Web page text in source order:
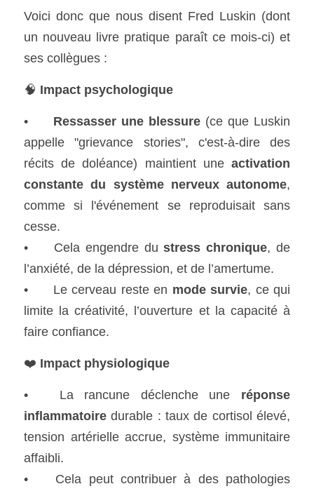
Voici donc que nous disent Fred Luskin (dont
un nouveau livre pratique paraît ce mois-ci) et
ses collègues :
🧠 Impact psychologique
Ressasser une blessure (ce que Luskin
appelle "grievance stories", c'est-à-dire des
récits de doléance) maintient une activation
constante du système nerveux autonome,
comme si l'événement se reproduisait sans
cesse.
•	Cela engendre du stress chronique, de
l’anxiété, de la dépression, et de l’amertume.
•	Le cerveau reste en mode survie, ce qui
limite la créativité, l’ouverture et la capacité à
faire confiance.
❤️ Impact physiologique
•	La rancune déclenche une réponse
inflammatoire durable : taux de cortisol élevé,
tension artérielle accrue, système immunitaire
affaibli.
•	Cela peut contribuer à des pathologies